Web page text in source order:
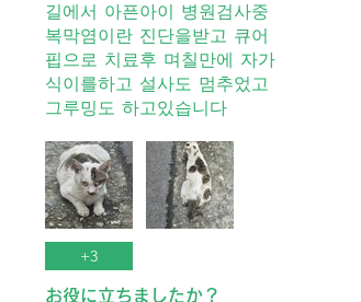
い。
さらに詳しい情報については、
FAQページをご覧ください。
길에서 아픈아이 병원검사중
복막염이란 진단을받고 큐어
핍으로 치료후 며칠만에 자가
식이를하고 설사도 멈추었고
그루밍도 하고있습니다
+3
お役に立ちましたか？